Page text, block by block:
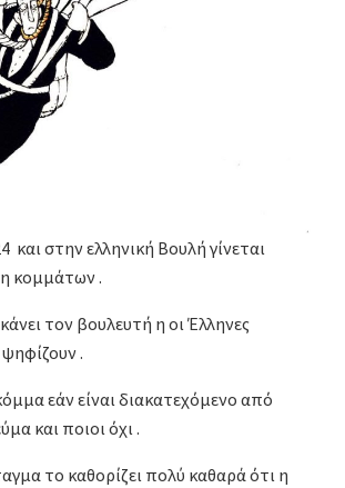
και στην ελληνική Βουλή γίνεται
κομμάτων .
τον βουλευτή η οι Έλληνες
.
εάν είναι διακατεχόμενο από
και ποιοι όχι .
το καθορίζει πολύ καθαρά ότι η